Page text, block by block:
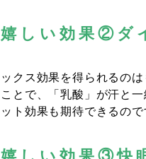
しい効果②ダ
クス効果を得られるの
とで、「乳酸」が汗と
ト効果も期待できるので